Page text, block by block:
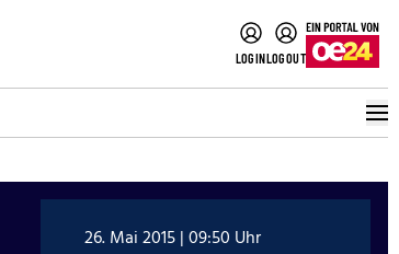
LOGINLOGOUT
26. Mai 2015 | 09:50 Uhr